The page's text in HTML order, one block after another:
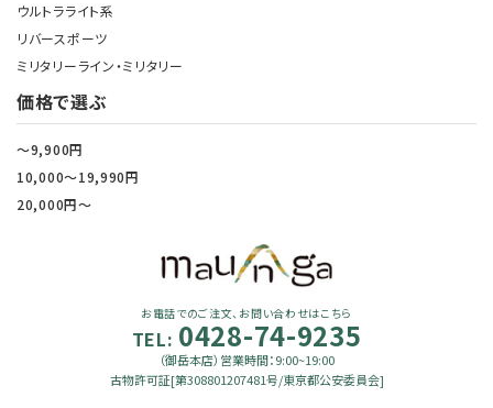
ウルトラライト系
リバースポーツ
ミリタリーライン・ミリタリー
価格で選ぶ
～9,900円
10,000～19,990円
20,000円～
お電話でのご注文、お問い合わせはこちら
TEL: 0428-74-9235
（御岳本店）営業時間：9:00~19:00
古物許可証[第308801207481号/東京都公安委員会]